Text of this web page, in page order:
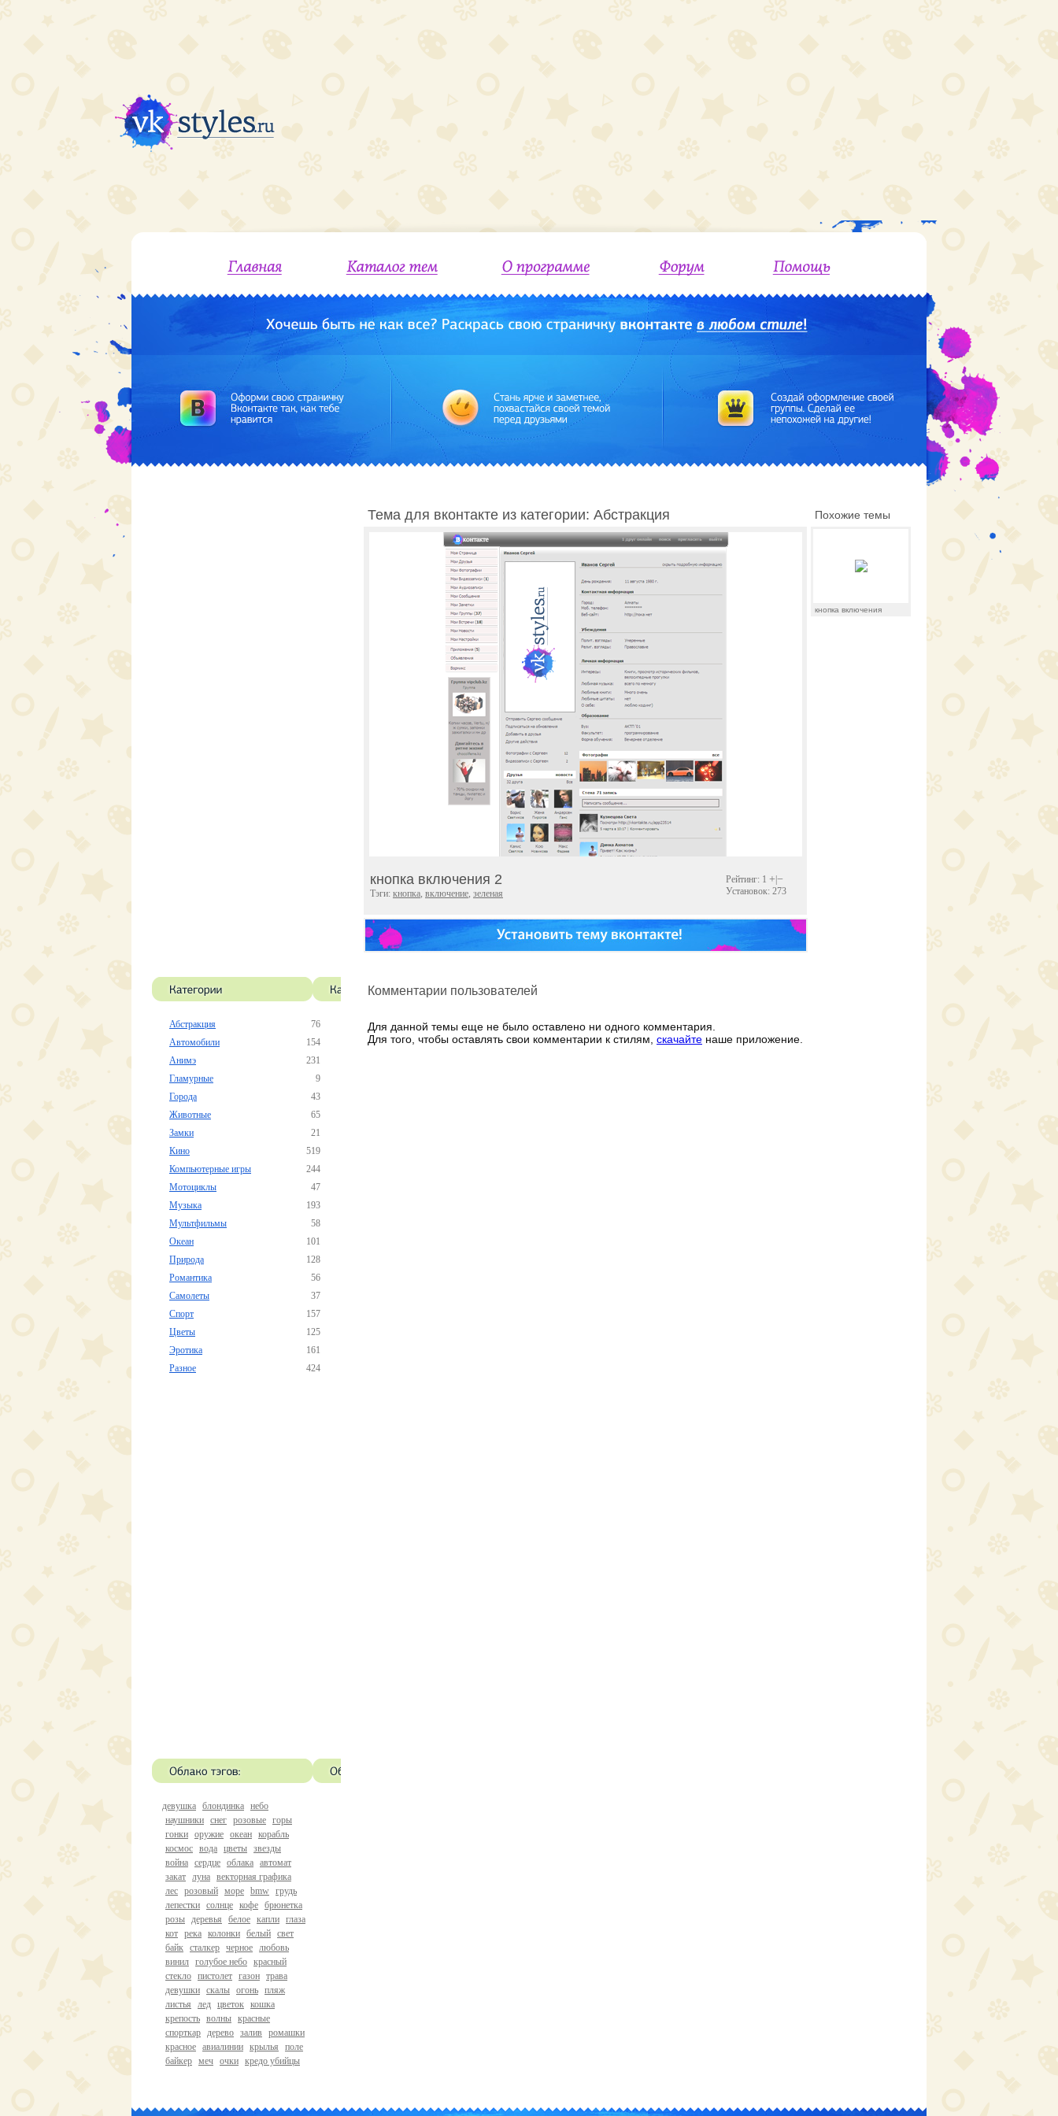
Абстракция
76
Автомобили
154
Анимэ
231
Гламурные
9
Города
43
Животные
65
Замки
21
Кино
519
Компьютерные игры
244
Мотоциклы
47
Музыка
193
Мультфильмы
58
Океан
101
Природа
128
Романтика
56
Самолеты
37
Спорт
157
Цветы
125
Эротика
161
Разное
424
девушка блондинка небо
наушники снег розовые горы
гонки оружие океан корабль
космос вода цветы звезды
война сердце облака автомат
закат луна векторная графика
лес розовый море bmw грудь
лепестки солнце кофе брюнетка
розы деревья белое капли глаза
кот река колонки белый свет
байк сталкер черное любовь
винил голубое небо красный
стекло пистолет газон трава
девушки скалы огонь пляж
листья
лед цветок кошка
крепость волны красные
спорткар дерево залив ромашки
красное авиалинии крылья
поле
байкер меч очки кредо убийцы
Тема для вконтакте из категории: Абстракция Похожие темы
кнопка включения 2
Тэги: кнопка, включение, зеленая
Рейтинг: 1 + −
Установок: 273
кнопка включения
Комментарии пользователей
Для данной темы еще не было оставлено ни одного комментария.
Для того, чтобы оставлять свои комментарии к стилям, скачайте наше приложение.